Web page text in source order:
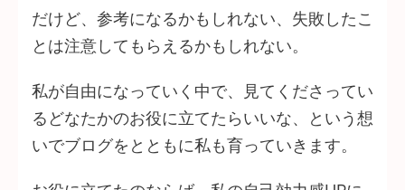
だけど、参考になるかもしれない、失敗したこ
とは注意してもらえるかもしれない。
私が自由になっていく中で、見てくださってい
るどなたかのお役に立てたらいいな、という想
いでブログをとともに私も育っていきます。